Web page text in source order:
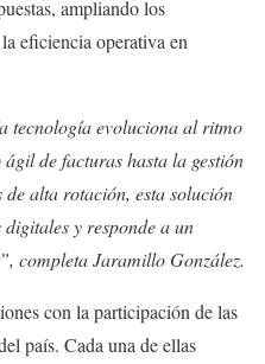
ampliando los
eficiencia operativa en
tecnología evoluciona al ritmo
de facturas hasta la gestión
alta rotación, esta solución
y responde a un
completa Jaramillo González.
con la participación de las
país. Cada una de ellas